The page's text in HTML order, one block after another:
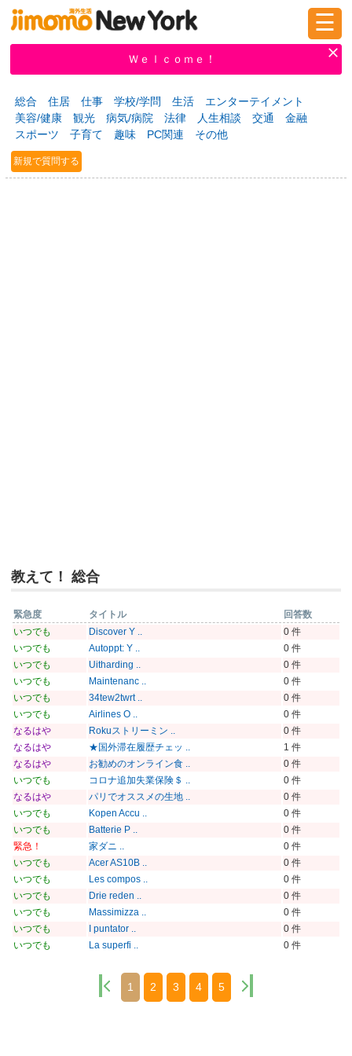
新規登録
掲示板 タウン情報 教えて！
☰
Ｗｅｌｃｏｍｅ！
総合 住居 仕事 学校/学問 生活
エンターテイメント
美容/健康
観光 病気/病院 法律 人生相談 交通
金融
スポーツ
子育て 趣味 PC関連 その他
新規で質問する
教えて！ 総合
緊急度 タイトル
回答数
いつでも
Discover Y ..
0 件
いつでも
Autoppt: Y ..
0 件
いつでも
Uitharding ..
0 件
いつでも
Maintenanc ..
0 件
いつでも
34tew2twrt ..
0 件
いつでも
Airlines O ..
0 件
なるはや
Rokuストリーミン ..
0 件
なるはや
★国外滞在履歴チェッ ..
1 件
なるはや
お勧めのオンライン食 ..
0 件
いつでも
コロナ追加失業保険＄ ..
0 件
なるはや
パリでオススメの生地 ..
0 件
いつでも
Kopen Accu ..
0 件
いつでも
Batterie P ..
0 件
緊急！
家ダニ ..
0 件
いつでも
Acer AS10B ..
0 件
いつでも
Les compos ..
0 件
いつでも
Drie reden ..
0 件
いつでも
Massimizza ..
0 件
いつでも
I puntator ..
0 件
いつでも
La superfi .. 0 件
1 2 3 4 5